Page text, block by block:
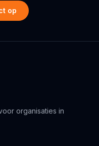
op
organisaties in